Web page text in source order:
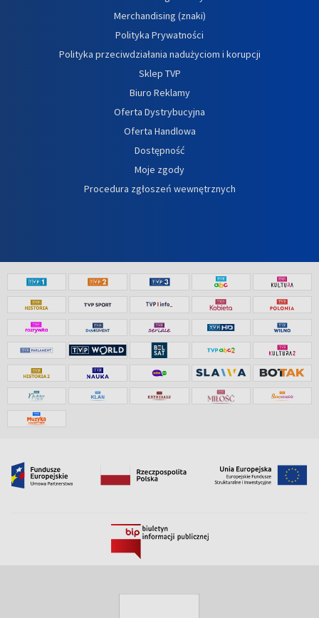
Merchandising (znaki)
Polityka Prywatności
Polityka przeciwdziałania nadużyciom i korupcji
Sklep TVP
Biuro Reklamy
Oferta Dystrybucyjna
Oferta Handlowa
Dostępność
Moje zgody
Procedura zgłoszeń wewnętrznych